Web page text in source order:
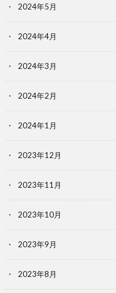
2024年5月
2024年4月
2024年3月
2024年2月
2024年1月
2023年12月
2023年11月
2023年10月
2023年9月
2023年8月